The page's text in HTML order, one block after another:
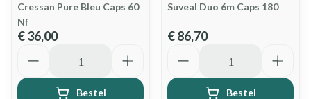
Cressan Pure Bleu Caps 60
Nf
€ 36,00
Bestel
Suveal Duo 6m Caps 180
€ 86,70
Bestel